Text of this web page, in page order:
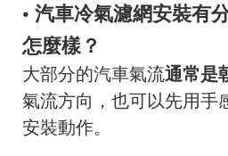
• 汽車冷氣濾網安裝有
怎麼樣？
大部分的汽車氣流通常是
氣流方向，也可以先用手
安裝動作。